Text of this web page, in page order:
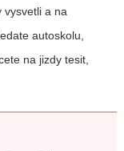
vysvetli a na
autoskolu,
na jizdy tesit,